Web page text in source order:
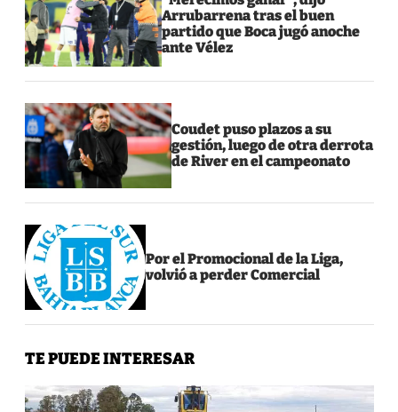
Arrubarrena tras el buen
partido que Boca jugó anoche
ante Vélez
Coudet puso plazos a su
gestión, luego de otra derrota
de River en el campeonato
Por el Promocional de la Liga,
volvió a perder Comercial
TE PUEDE INTERESAR